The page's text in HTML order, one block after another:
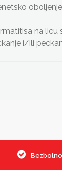
na licu
i/ili
Bezbolno